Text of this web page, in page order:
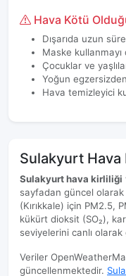
Hava Kötü
Dışarıda uzun
Maske
Çocuklar ve
Yoğun egzersizden
Hava temizleyici
Sulakyurt
Sulakyurt hava kirliliği
sayfadan güncel
(Kırıkkale) için PM2.5,
kükürt dioksit (SO₂),
seviyelerini canlı
Veriler
güncellenmektedir.